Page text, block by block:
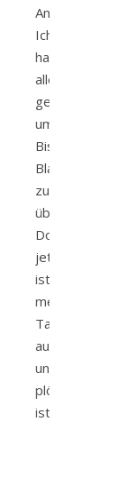
Amazon
Ich
habe
alles
getan,
um
Bishop
Blackmore
zu
überführen.
Doch
jetzt
ist
meine
Tarnung
aufgeflogen
und
plötzlich
ist…